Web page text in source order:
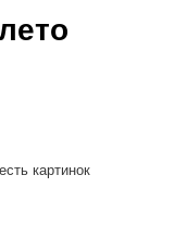
картинок